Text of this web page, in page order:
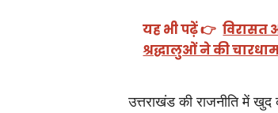
यह भी पढ़ें 👉 विरासत
श्रद्धालुओं ने की चारधाम
उत्तराखंड की राजनीति में खुद